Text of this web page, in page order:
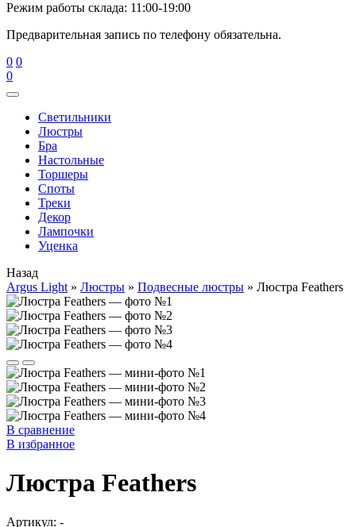
Режим работы склада: 11:00-19:00
Предварительная запись по телефону обязательна.
0 0
0
Cветильники
Люстры
Бра
Настольные
Торшеры
Споты
Треки
Декор
Лампочки
Уценка
Назад
Argus Light » Люстры » Подвесные люстры » Люстра Feathers
В сравнение
В избранное
Люстра Feathers
Артикул: -